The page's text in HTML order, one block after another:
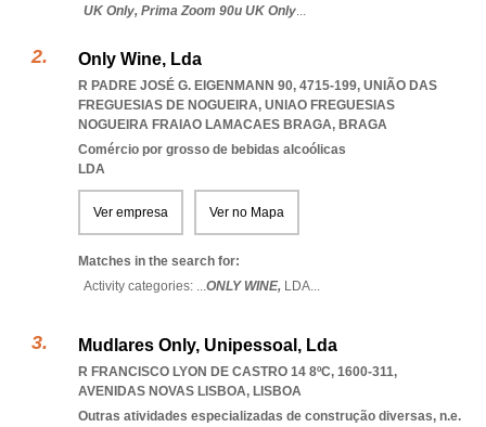
UK Only, Prima Zoom 90u UK Only...
Only Wine, Lda
R PADRE JOSÉ G. EIGENMANN 90, 4715-199, UNIÃO DAS
FREGUESIAS DE NOGUEIRA, UNIAO FREGUESIAS
NOGUEIRA FRAIAO LAMACAES BRAGA, BRAGA
Comércio por grosso de bebidas alcoólicas
LDA
Ver empresa Ver no Mapa
Matches in the search for:
Activity categories: ...ONLY WINE, LDA...
Mudlares Only, Unipessoal, Lda
R FRANCISCO LYON DE CASTRO 14 8ºC, 1600-311,
AVENIDAS NOVAS LISBOA, LISBOA
Outras atividades especializadas de construção diversas, n.e.